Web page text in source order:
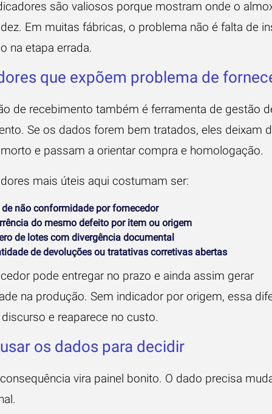
são valiosos porque mostram onde o
Em muitas fábricas, o problema não é falta de
na etapa errada.
que expõem problema de
de recebimento também é ferramenta de gestão
Se os dados forem bem tratados, eles deixam
e passam a orientar compra e homologação.
mais úteis aqui costumam ser:
não conformidade por fornecedor
do mesmo defeito por item ou origem
de lotes com divergência documental
de devoluções ou tratativas corretivas abertas
pode entregar no prazo e ainda assim gerar
na produção. Sem indicador por origem, essa
e reaparece no custo.
os dados para decidir
vira painel bonito. O dado precisa